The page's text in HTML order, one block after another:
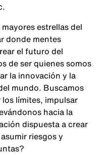
estrellas del
donde mentes
el futuro del
de ser quienes somos
la innovación y la
mundo. Buscamos
límites, impulsar
hacia la
dispuesta a crear
riesgos y